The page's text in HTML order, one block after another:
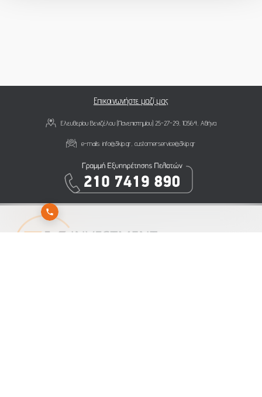
Επικοινωνήστε μαζί μας
Ελευθερίου Βενιζέλου (Πανεπιστημίου) 25-27-29, 10564, Αθήνα
e-mails:info@3kip.gr ,customerservice@3kip.gr